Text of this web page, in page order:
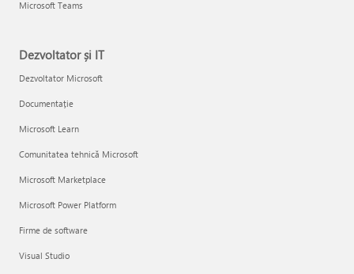
Microsoft Teams
Dezvoltator și IT
Dezvoltator Microsoft
Documentație
Microsoft Learn
Comunitatea tehnică Microsoft
Microsoft Marketplace
Microsoft Power Platform
Firme de software
Visual Studio